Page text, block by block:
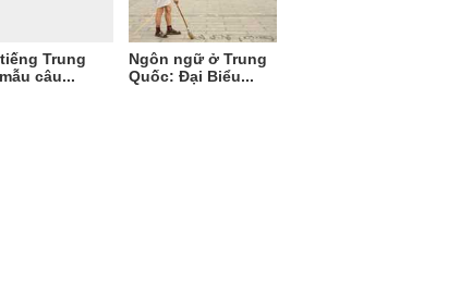
Trung
câu...
Ngôn ngữ ở Trung
Quốc: Đại Biểu...